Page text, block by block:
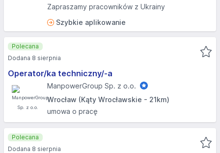
Zapraszamy pracowników z Ukrainy
Szybkie aplikowanie
Operator/ka techniczny/-a
ManpowerGroup Sp. z o.o.
Wrocław (Kąty Wrocławskie - 21km)
umowa o pracę
Polecana
Dodana 8 sierpnia
Polecana
Dodana 8 sierpnia